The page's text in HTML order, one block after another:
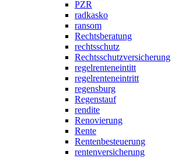
PZR
radkasko
ransom
Rechtsberatung
rechtsschutz
Rechtsschutzversicherung
regelrenteneintitt
regelrenteneintritt
regensburg
Regenstauf
rendite
Renovierung
Rente
Rentenbesteuerung
rentenversicherung